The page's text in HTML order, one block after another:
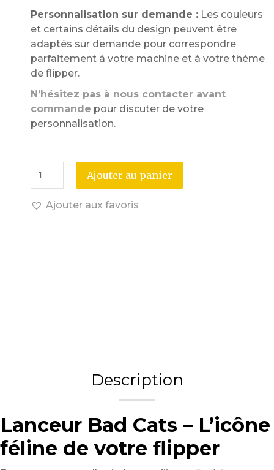
Personnalisation sur demande : Les couleurs
et certains détails du design peuvent être
adaptés sur demande pour correspondre
parfaitement à votre machine et à votre thème
de flipper.
N’hésitez pas à nous contacter avant
commande pour discuter de votre
personnalisation.
Ajouter au panier
Ajouter aux favoris
Description
Lanceur Bad Cats – L’icône
féline de votre flipper